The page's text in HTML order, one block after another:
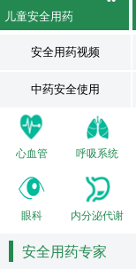
儿童安全用药
安全用药视频
中药安全使用
心血管 呼吸系统
眼科 内分泌代谢
安全用药专家